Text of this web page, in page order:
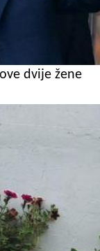
dvije žene